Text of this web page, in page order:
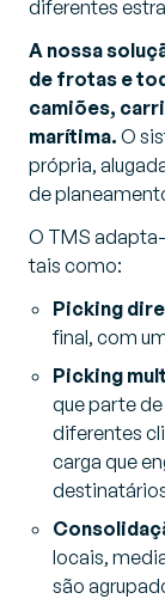
diferentes
A nossa
de frotas e
camiões,
marítima. O
própria,
de
O TMS
tais como:
Picking
final, com
Picking
que parte de
diferentes
carga que
locais,
são